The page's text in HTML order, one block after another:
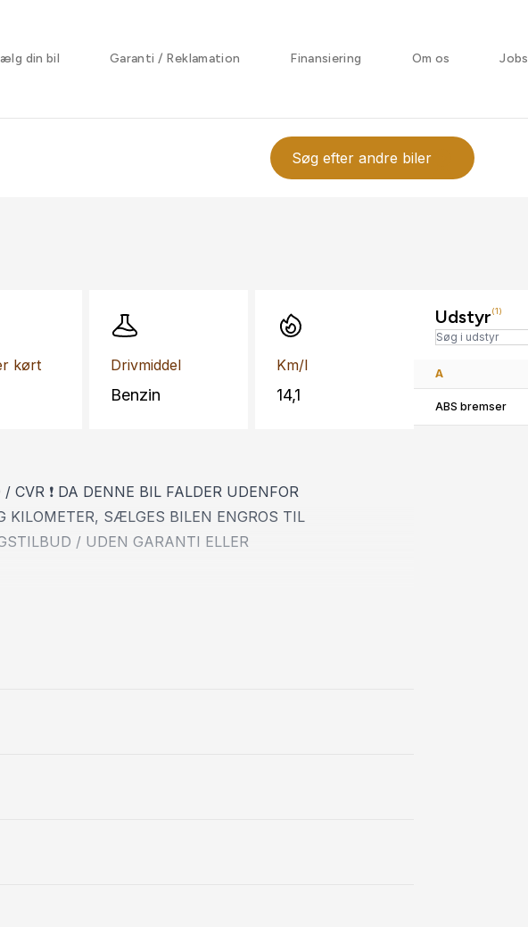
din bil Garanti / Reklamation Finansiering Om os Jobs
Søg efter andre biler
kørt Drivmiddel
Benzin
Km/l
14,1
❗ DA DENNE BIL FALDER UDENFOR
KILOMETER, SÆLGES BILEN ENGROS TIL
/ UDEN GARANTI ELLER
kr.
gearkasse og virker velholdt.
finde noget slid som er værd at nævne.
Udstyr(1)
A
ABS bremser